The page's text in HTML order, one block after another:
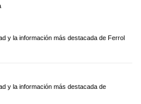
y la información más destacada de Ferrol
y la información más destacada de